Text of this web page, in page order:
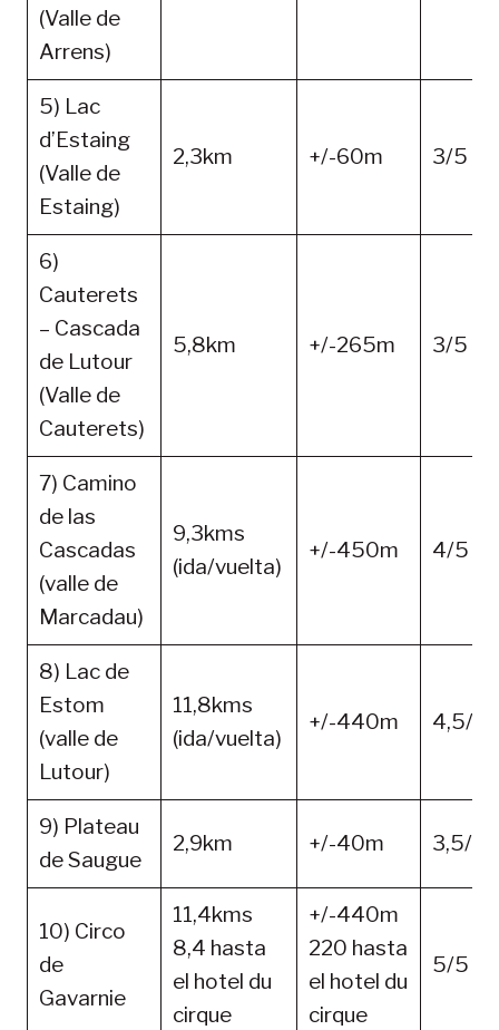
(Valle de
Arrens)
5) Lac
d’Estaing
(Valle de
Estaing)
2,3km +/-60m 3/5
6)
Cauterets
– Cascada
de Lutour
(Valle de
Cauterets)
5,8km +/-265m 3/5
7) Camino
de las
Cascadas
(valle de
Marcadau)
9,3kms
(ida/vuelta)
+/-450m 4/5
8) Lac de
Estom
(valle de
Lutour)
11,8kms
(ida/vuelta)
+/-440m 4,5/5
9) Plateau
de Saugue
2,9km +/-40m 3,5/5
10) Circo
de
Gavarnie
11,4kms
8,4 hasta
el hotel du
cirque
+/-440m
220 hasta
el hotel du
cirque
5/5